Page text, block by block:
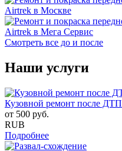
Смотреть все до и после
Наши услуги
Кузовной ремонт после ДТП
от 500 руб.
RUB
Подробнее